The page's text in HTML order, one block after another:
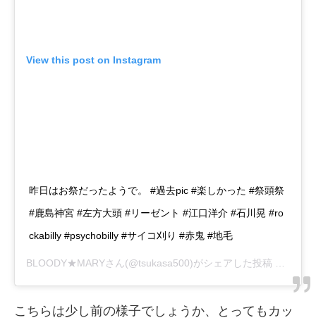
View this post on Instagram
昨日はお祭だったようで。 #過去pic #楽しかった #祭頭祭
#鹿島神宮 #左方大頭 #リーゼント #江口洋介 #石川晃 #ro
ckabilly #psychobilly #サイコ刈り #赤鬼 #地毛
BLOODY★MARYさん(@tsukasa500)がシェアした投稿 –
こちらは少し前の様子でしょうか、とってもカッ